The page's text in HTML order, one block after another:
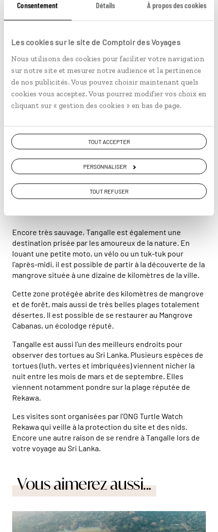
Consentement Détails À propos des cookies
Les cookies sur le site de Comptoir des Voyages
Nous utilisons des cookies pour faciliter votre navigation
sur notre site et mesurer notre audience et la pertinence
de nos publicités. Vous pouvez choisir maintenant quels
cookies vous acceptez. Vous pourrez modifier vos choix en
cliquant sur « gestion des cookies » en bas de page.
TOUT ACCEPTER
PERSONNALISER
TOUT REFUSER
4
Encore très sauvage, Tangalle est également une
destination prisée par les amoureux de la nature. En
louant une petite moto, un vélo ou un tuk-tuk pour
l’après-midi, il est possible de partir à la découverte de la
mangrove située à une dizaine de kilomètres de la ville.
Cette zone protégée abrite des kilomètres de mangrove
et de forêt, mais aussi de très belles plages totalement
désertes. Il est possible de se restaurer au Mangrove
Cabanas, un écolodge réputé.
Tangalle est aussi l’un des meilleurs endroits pour
observer des tortues au Sri Lanka. Plusieurs espèces de
tortues (luth, vertes et imbriquées) viennent nicher la
nuit entre les mois de mars et de septembre. Elles
viennent notamment pondre sur la plage réputée de
Rekawa.
Les visites sont organisées par l’ONG Turtle Watch
Rekawa qui veille à la protection du site et des nids.
Encore une autre raison de se rendre à Tangalle lors de
votre voyage au Sri Lanka.
Vous aimerez aussi...
© Sander Traa/Unsplash